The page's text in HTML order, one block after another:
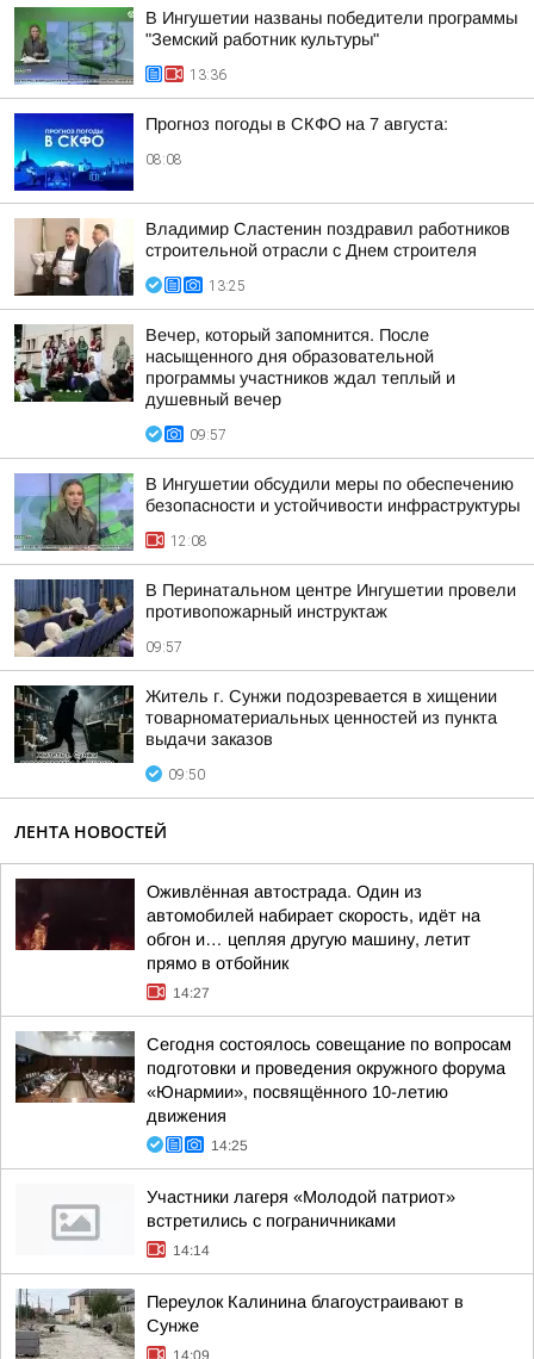
В Ингушетии названы победители программы
"Земский работник культуры"
13:36
Прогноз погоды в СКФО на 7 августа:
08:08
Владимир Сластенин поздравил работников
строительной отрасли с Днем строителя
13:25
Вечер, который запомнится. После
насыщенного дня образовательной
программы участников ждал теплый и
душевный вечер
09:57
В Ингушетии обсудили меры по обеспечению
безопасности и устойчивости инфраструктуры
12:08
В Перинатальном центре Ингушетии провели
противопожарный инструктаж
09:57
Житель г. Сунжи подозревается в хищении
товарноматериальных ценностей из пункта
выдачи заказов
09:50
ЛЕНТА НОВОСТЕЙ
Оживлённая автострада. Один из
автомобилей набирает скорость, идёт на
обгон и… цепляя другую машину, летит
прямо в отбойник
14:27
Сегодня состоялось совещание по вопросам
подготовки и проведения окружного форума
«Юнармии», посвящённого 10-летию
движения
14:25
Участники лагеря «Молодой патриот»
встретились с пограничниками
14:14
Переулок Калинина благоустраивают в
Сунже
14:09